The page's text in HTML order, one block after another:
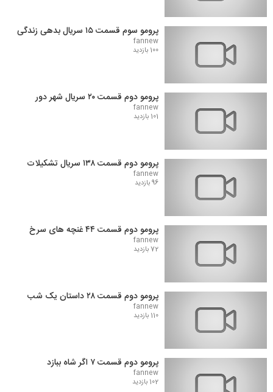
پرومو سوم قسمت ۱۵ سریال بدهی زندگی
fannew
100 بازدید
پرومو دوم قسمت ۲۰ سریال شهر دور
fannew
101 بازدید
پرومو دوم قسمت ۱۳۸ سریال تشکیلات
fannew
96 بازدید
پرومو دوم قسمت ۴۴ غنچه های سرخ
fannew
72 بازدید
پرومو دوم قسمت ۲۸ داستان یک شب
fannew
110 بازدید
پرومو دوم قسمت ۷ اگر شاه ببازد
fannew
102 بازدید